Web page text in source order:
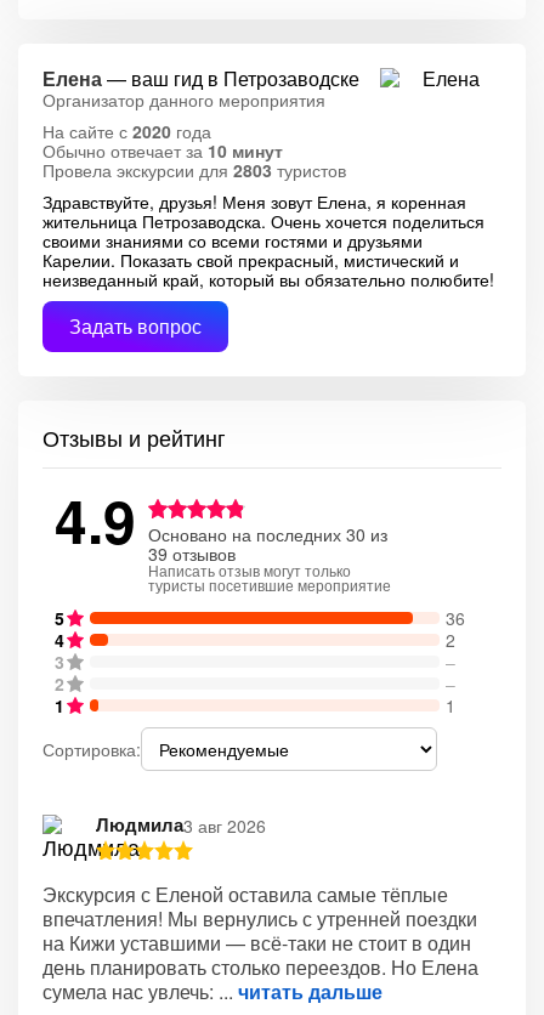
Елена— ваш гид в Петрозаводске
Организатор данного мероприятия
На сайте с 2020 года
Обычно отвечает за 10 минут
Провела экскурсии для 2803 туристов
Здравствуйте, друзья! Меня зовут Елена, я коренная
жительница Петрозаводска. Очень хочется поделиться
своими знаниями со всеми гостями и друзьями
Карелии. Показать свой прекрасный, мистический и
неизведанный край, который вы обязательно полюбите!
Задать вопрос
Отзывы и рейтинг
4.9 Основано на последних 30 из
39 отзывов
Написать отзыв могут только
туристы посетившие мероприятие
5
36
4
2
3
–
2
–
1
1
Сортировка:
Людмила3 авг 2026
Экскурсия с Еленой оставила самые тёплые
впечатления! Мы вернулись с утренней поездки
на Кижи уставшими — всё‑таки не стоит в один
день планировать столько переездов. Но Елена
сумела нас увлечь:
читать дальше